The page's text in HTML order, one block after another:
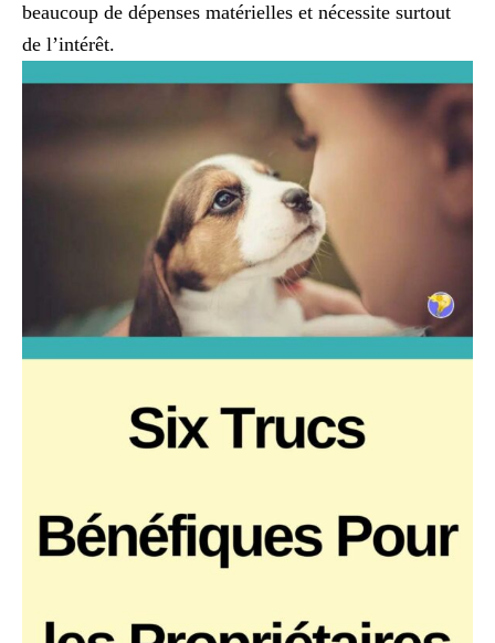
beaucoup de dépenses matérielles et nécessite surtout
de l’intérêt.